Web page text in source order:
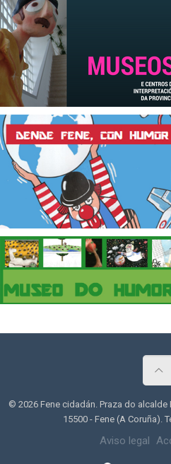
© 2026 Fene cidadán. Praza do
15500 - Fene (A Coruña).
Aviso legal